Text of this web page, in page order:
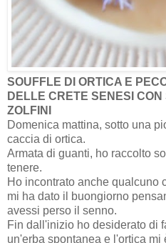
SOUFFLE DI ORTICA E
DELLE CRETE SENESI CON
ZOLFINI
Domenica mattina, sotto una
caccia di ortica.
Armata di guanti, ho raccolto
tenere.
Ho incontrato anche qualcuno
mi ha dato il buongiorno
avessi perso il senno.
Fin dall'inizio ho desiderato di
un'erba spontanea e l'ortica